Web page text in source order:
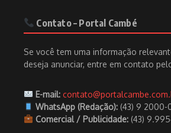
Contato – Portal Cambé
Se você tem uma informação
deseja anunciar, entre em contato
E-mail:
WhatsApp (Redação):(43) 9 2000-
Comercial / Publicidade:(43)